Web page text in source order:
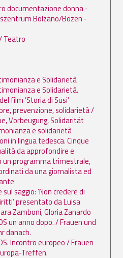
documentazione donna -
Bolzano/Bozen -
Teatro
e Solidarietà
e Solidarietà.
film ’Storia di Susi’
prevenzione, solidarietà /
Vorbeugung, Solidarität
e solidarietà
in lingua tedesca. Cinque
da approfondire e
un programma trimestrale,
da una giornalista ed
saggio: ’Non credere di
presentato da Luisa
Zamboni, Gloria Zanardo
un anno dopo. / Frauen und
danach.
Incontro europeo / Frauen
Treffen.